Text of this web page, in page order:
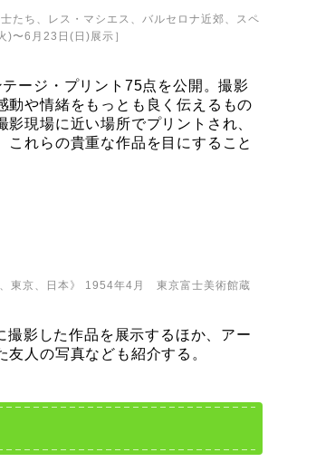
たち、レス・マシエス、バルセロナ近郊、スペ
〜6月23日(日)展示］
ージ・プリント75点を公開。撮影
動や情緒をもっとも良く伝えるもの
現場に近い場所でプリントされ、
れらの貴重な作品を目にすること
東京、日本》 1954年4月 東京富士美術館蔵
影した作品を展示するほか、アー
人の写真なども紹介する。